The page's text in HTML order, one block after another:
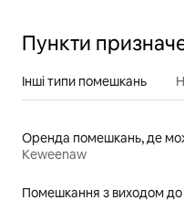
Пункти
Інші типи помешкань
Keweenaw